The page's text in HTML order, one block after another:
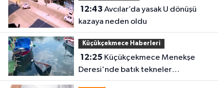
12:43
kazaya neden oldu
Küçükçekmece Haberleri
12:25
Deresi'nde batık tekneler
karabatakların yuvası oldu